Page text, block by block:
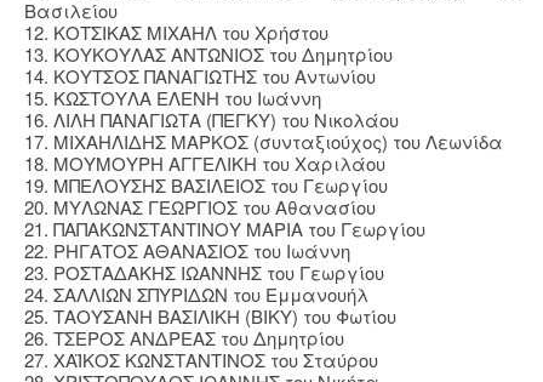
Βασιλείου
12. ΚΟΤΣΙΚΑΣ ΜΙΧΑΗΛ του Χρήστου
13. ΚΟΥΚΟΥΛΑΣ ΑΝΤΩΝΙΟΣ του Δημητρίου
14. ΚΟΥΤΣΟΣ ΠΑΝΑΓΙΩΤΗΣ του Αντωνίου
15. ΚΩΣΤΟΥΛΑ ΕΛΕΝΗ του Ιωάννη
16. ΛΙΛΗ ΠΑΝΑΓΙΩΤΑ (ΠΕΓΚΥ) του Νικολάου
17. ΜΙΧΑΗΛΙΔΗΣ ΜΑΡΚΟΣ (συνταξιούχος) του Λεωνίδα
18. ΜΟΥΜΟΥΡΗ ΑΓΓΕΛΙΚΗ του Χαριλάου
19. ΜΠΕΛΟΥΣΗΣ ΒΑΣΙΛΕΙΟΣ του Γεωργίου
20. ΜΥΛΩΝΑΣ ΓΕΩΡΓΙΟΣ του Αθανασίου
21. ΠΑΠΑΚΩΝΣΤΑΝΤΙΝΟΥ ΜΑΡΙΑ του Γεωργίου
22. ΡΗΓΑΤΟΣ ΑΘΑΝΑΣΙΟΣ του Ιωάννη
23. ΡΟΣΤΑΔΑΚΗΣ ΙΩΑΝΝΗΣ του Γεωργίου
24. ΣΑΛΛΙΩΝ ΣΠΥΡΙΔΩΝ του Εμμανουήλ
25. ΤΑΟΥΣΑΝΗ ΒΑΣΙΛΙΚΗ (ΒΙΚΥ) του Φωτίου
26. ΤΣΕΡΟΣ ΑΝΔΡΕΑΣ του Δημητρίου
27. ΧΑΪΚΟΣ ΚΩΝΣΤΑΝΤΙΝΟΣ του Σταύρου